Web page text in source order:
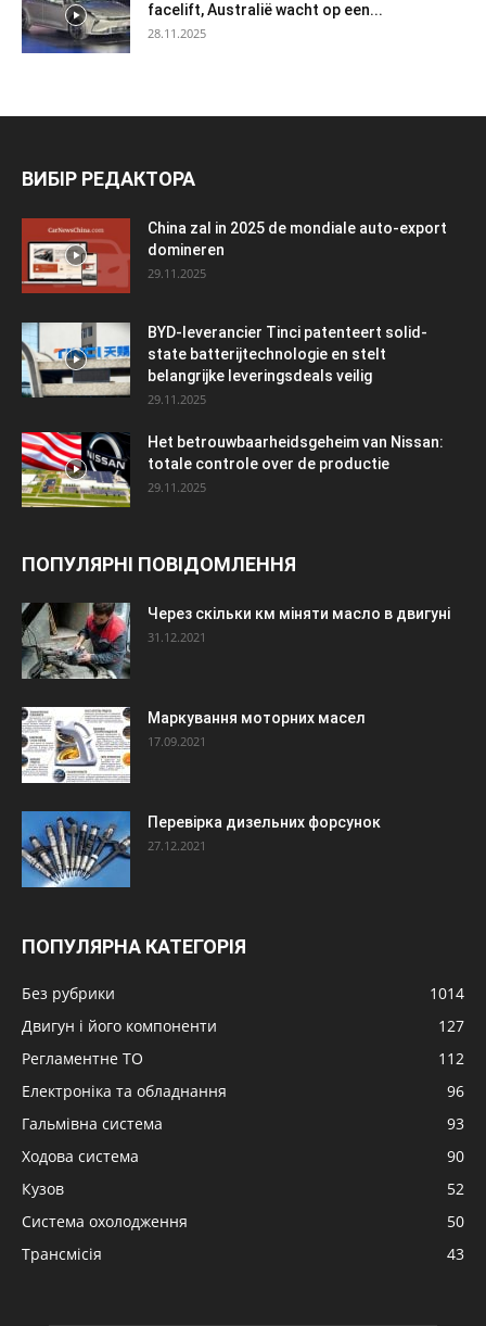
facelift, Australië wacht op een...
28.11.2025
ВИБІР РЕДАКТОРА
China zal in 2025 de mondiale auto-export
domineren
29.11.2025
BYD-leverancier Tinci patenteert solid-
state batterijtechnologie en stelt
belangrijke leveringsdeals veilig
29.11.2025
Het betrouwbaarheidsgeheim van Nissan:
totale controle over de productie
29.11.2025
ПОПУЛЯРНІ ПОВІДОМЛЕННЯ
Через скільки км міняти масло в двигуні
31.12.2021
Маркування моторних масел
17.09.2021
Перевірка дизельних форсунок
27.12.2021
ПОПУЛЯРНА КАТЕГОРІЯ
Без рубрики
1014
Двигун і його компоненти
127
Регламентне ТО
112
Електроніка та обладнання
96
Гальмівна система
93
Ходова система
90
Кузов
52
Система охолодження
50
Трансмісія
43